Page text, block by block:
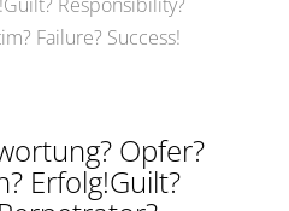
Opfer?
Erfolg!Guilt?